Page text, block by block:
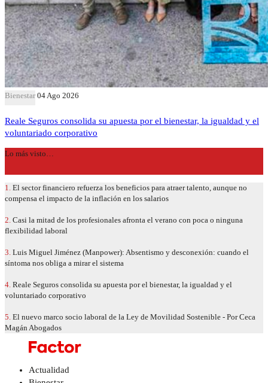
Bienestar 04 Ago 2026
Reale Seguros consolida su apuesta por el bienestar, la igualdad y el
voluntariado corporativo
Lo más visto…
1. El sector financiero refuerza los beneficios para atraer talento, aunque no
compensa el impacto de la inflación en los salarios
2. Casi la mitad de los profesionales afronta el verano con poca o ninguna
flexibilidad laboral
3. Luis Miguel Jiménez (Manpower): Absentismo y desconexión: cuando el
síntoma nos obliga a mirar el sistema
4. Reale Seguros consolida su apuesta por el bienestar, la igualdad y el
voluntariado corporativo
5. El nuevo marco socio laboral de la Ley de Movilidad Sostenible - Por Ceca
Magán Abogados
Actualidad